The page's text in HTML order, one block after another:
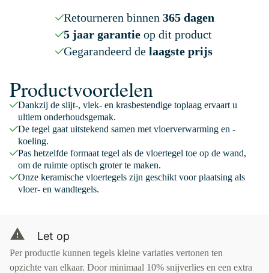
Retourneren binnen 365 dagen
5 jaar garantieop dit product
Gegarandeerd de laagste prijs
Productvoordelen
Dankzij de slijt-, vlek- en krasbestendige toplaag ervaart u
ultiem onderhoudsgemak.
De tegel gaat uitstekend samen met vloerverwarming en -
koeling.
Pas hetzelfde formaat tegel als de vloertegel toe op de wand,
om de ruimte optisch groter te maken.
Onze keramische vloertegels zijn geschikt voor plaatsing als
vloer- en wandtegels.
Let op
Per productie kunnen tegels kleine variaties vertonen ten
opzichte van elkaar. Door minimaal 10% snijverlies en een extra